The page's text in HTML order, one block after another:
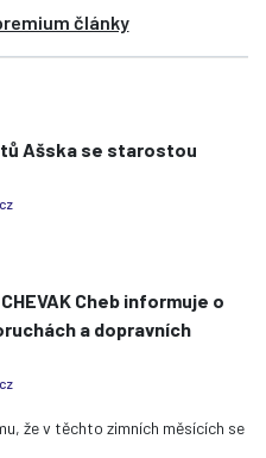
články
Ašska se starostou
Cheb informuje o
a dopravních
že v těchto zimních měsících se